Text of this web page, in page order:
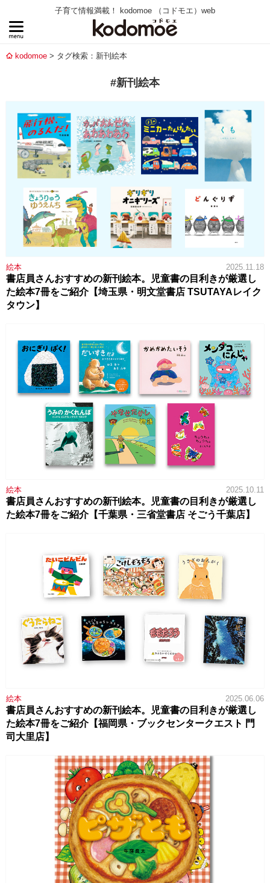
子育て情報満載！ kodomoe （コドモエ）web
kodomoe タグ検索：新刊絵本
#新刊絵本
絵本 2025.11.18
書店員さんおすすめの新刊絵本。児童書の目利きが厳選し
た絵本7冊をご紹介【埼玉県・明文堂書店 TSUTAYAレイク
タウン】
絵本 2025.10.11
書店員さんおすすめの新刊絵本。児童書の目利きが厳選し
た絵本7冊をご紹介【千葉県・三省堂書店 そごう千葉店】
絵本 2025.06.06
書店員さんおすすめの新刊絵本。児童書の目利きが厳選し
た絵本7冊をご紹介【福岡県・ブックセンタークエスト 門
司大里店】